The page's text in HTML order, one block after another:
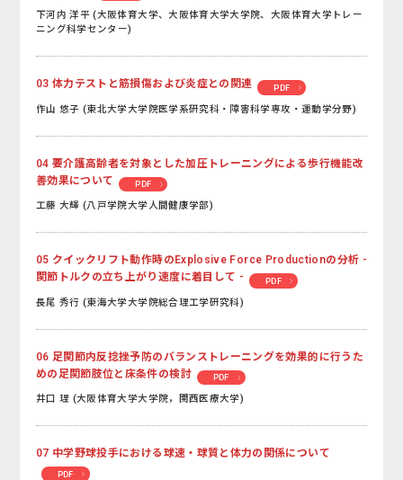
下河内 洋平 (大阪体育大学、大阪体育大学大学院、大阪体育大学トレー
ニング科学センター)
03 体力テストと筋損傷および炎症との関連 PDF
作山 悠子 (東北大学大学院医学系研究科・障害科学専攻・運動学分野)
04 要介護高齢者を対象とした加圧トレーニングによる歩行機能改
善効果について
PDF
工藤 大輝 (八戸学院大学人間健康学部)
05 クイックリフト動作時のExplosive Force Productionの分析 -
関節トルクの立ち上がり速度に着目して -
PDF
長尾 秀行 (東海大学大学院総合理工学研究科)
06 足関節内反捻挫予防のバランストレーニングを効果的に行うた
めの足関節肢位と床条件の検討
PDF
井口 理 (大阪体育大学大学院，関西医療大学)
07 中学野球投手における球速・球質と体力の関係について
PDF